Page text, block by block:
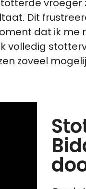
vroeger
Dit
dat ik
zoveel